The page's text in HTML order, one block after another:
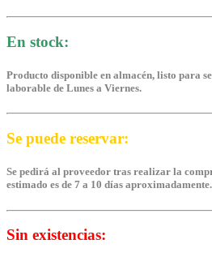
En stock:
Producto disponible en almacén, listo para
laborable de Lunes a Viernes.
Se puede reservar:
Se pedirá al proveedor tras realizar la
estimado es de 7 a 10 días aproximadamente.
Sin existencias: